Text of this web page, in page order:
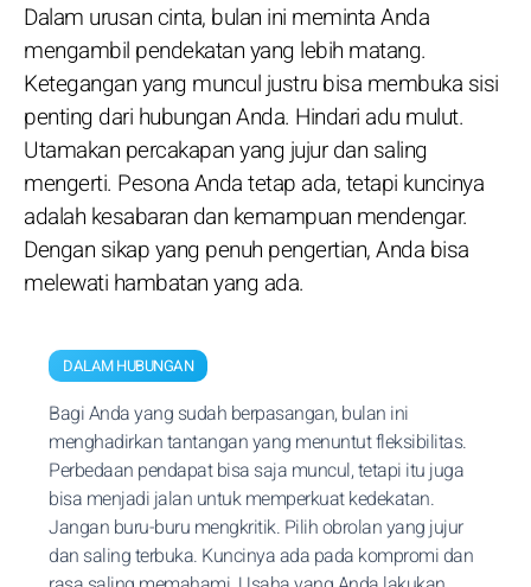
Dalam urusan cinta, bulan ini meminta Anda
mengambil pendekatan yang lebih matang.
Ketegangan yang muncul justru bisa membuka sisi
penting dari hubungan Anda. Hindari adu mulut.
Utamakan percakapan yang jujur dan saling
mengerti. Pesona Anda tetap ada, tetapi kuncinya
adalah kesabaran dan kemampuan mendengar.
Dengan sikap yang penuh pengertian, Anda bisa
melewati hambatan yang ada.
DALAM HUBUNGAN
Bagi Anda yang sudah berpasangan, bulan ini
menghadirkan tantangan yang menuntut fleksibilitas.
Perbedaan pendapat bisa saja muncul, tetapi itu juga
bisa menjadi jalan untuk memperkuat kedekatan.
Jangan buru-buru mengkritik. Pilih obrolan yang jujur
dan saling terbuka. Kuncinya ada pada kompromi dan